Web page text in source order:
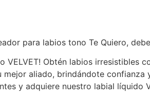
para labios tono Te Quiero,
VELVET! Obtén labios irresistibles
aliado, brindándote
y adquiere nuestro labial líquido